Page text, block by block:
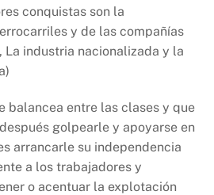
conquistas son la
y de las compañías
La industria nacionalizada y la
balancea entre las clases y que
golpearle y apoyarse en
arrancarle su independencia
a los trabajadores y
o acentuar la explotación